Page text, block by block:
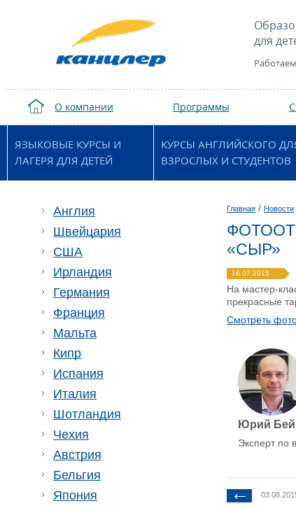
для
О компании Программы
ЯЗЫКОВЫЕ КУРСЫ И
ЛАГЕРЯ ДЛЯ ДЕТЕЙ
КУРСЫ АНГЛИЙСКОГО
ВЗРОСЛЫХ И СТУДЕНТОВ
Англия
Швейцария
США
Ирландия
Германия
Франция
Мальта
Кипр
Испания
Италия
Шотландия
Чехия
Австрия
Бельгия
Япония
Главная / Новости
«СЫР»
16.07.2015
На мастер-
прекрасные
Смотреть
Юрий
Эксперт по